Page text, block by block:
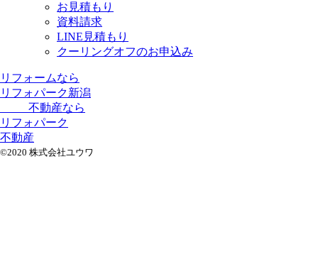
お見積もり
資料請求
LINE見積もり
クーリングオフのお申込み
リフォームなら
リフォパーク新潟
不動産なら
リフォパーク
不動産
©2020 株式会社ユウワ